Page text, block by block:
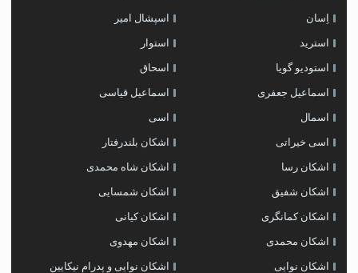
اِسان اسپشال امیر
استرید استوار
استودیو گویا اسحاق
اسماعیل جعفری اسماعیل قیاسی
اسمال اسی
اسی خیراتی اشکان بلندرفتار
اشکان رسا اشکان شاه محمدی
اشکان شفیق اشکان شمسایی
اشکان‌ کمانگری اشکان کیانی
اشکان محمدی اشکان مهدوی
اشکان نوایی اشکان نوایی و پدرام نیکایین